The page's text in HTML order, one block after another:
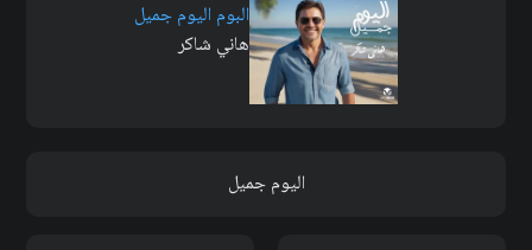
البوم اليوم جميل
هاني شاكر
اليوم جميل